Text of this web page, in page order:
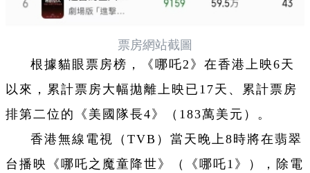
票房網站截圖
根據貓眼票房榜，《哪吒2》在香港上映6天
以來，累計票房大幅拋離上映已17天、累計票房
排第二位的《美國隊長4》（183萬美元）。
香港無線電視（TVB）當天晚上8時將在翡翠
台播映《哪吒之魔童降世》（《哪吒1》），除電